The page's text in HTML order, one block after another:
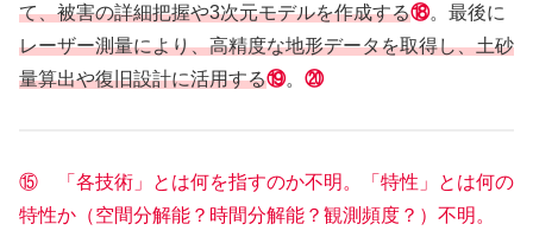
て、被害の詳細把握や3次元モデルを作成する⑱。最後に
レーザー測量により、高精度な地形データを取得し、土砂
量算出や復旧設計に活用する⑲。 ⑳
⑮ 「各技術」とは何を指すのか不明。「特性」とは何の
特性か（空間分解能？時間分解能？観測頻度？）不明。